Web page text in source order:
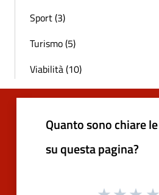
Sport (3)
Turismo (5)
Viabilità (10)
Quanto sono chiare
su questa pagina?